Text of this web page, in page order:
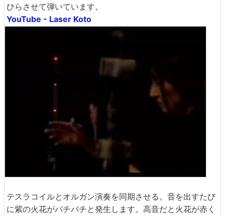
ひらさせて弾いています。
YouTube - Laser Koto
テスラコイルとオルガン演奏を同期させる。音を出すたび
に紫の火花がバチバチと発生します。高音だと火花が赤く